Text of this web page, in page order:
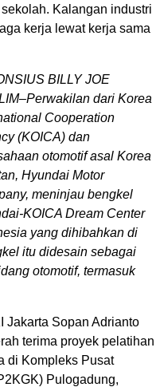
Kalangan industri
kerja lewat kerja sama
BILLY JOE
dari Korea
Cooperation
(KOICA) dan
otomotif asal Korea
Hyundai Motor
meninjau bengkel
KOICA Dream Center
yang dihibahkan di
itu didesain sebagai
otomotif, termasuk
Jakarta Sopan Adrianto
terima proyek pelatihan
di Kompleks Pusat
Pulogadung,